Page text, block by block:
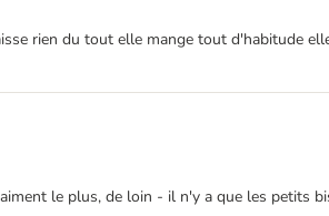
rien du tout elle mange tout d'habitude
le plus, de loin - il n'y a que les petits